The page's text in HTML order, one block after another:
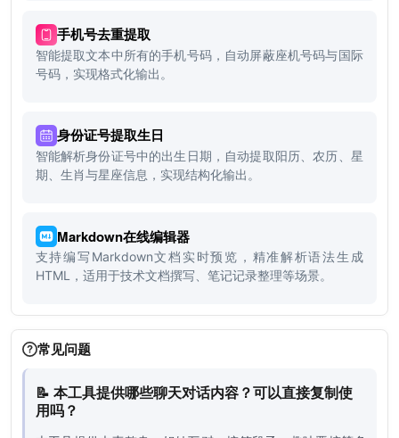
手机号去重提取
智能提取文本中所有的手机号码，自动屏蔽座机号码与国际
号码，实现格式化输出。
身份证号提取生日
智能解析身份证号中的出生日期，自动提取阳历、农历、星
期、生肖与星座信息，实现结构化输出。
Markdown在线编辑器
支持编写Markdown文档实时预览，精准解析语法生成
HTML，适用于技术文档撰写、笔记记录整理等场景。
常见问题
📝 本工具提供哪些聊天对话内容？可以直接复制使
用吗？